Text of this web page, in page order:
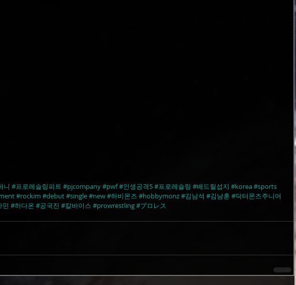
니 #프로레슬링피트 #pjcompany#pwf#인생공격5#프로레슬링 #배드릴섭지 #korea#sports
#rockim #debut#single#new#하비몬즈 #hobbymonz#김남석 #김남훈 #닥터몬즈주니어
민 #하다온 #공국진 #칼바이스 #prowrestling#プロレス